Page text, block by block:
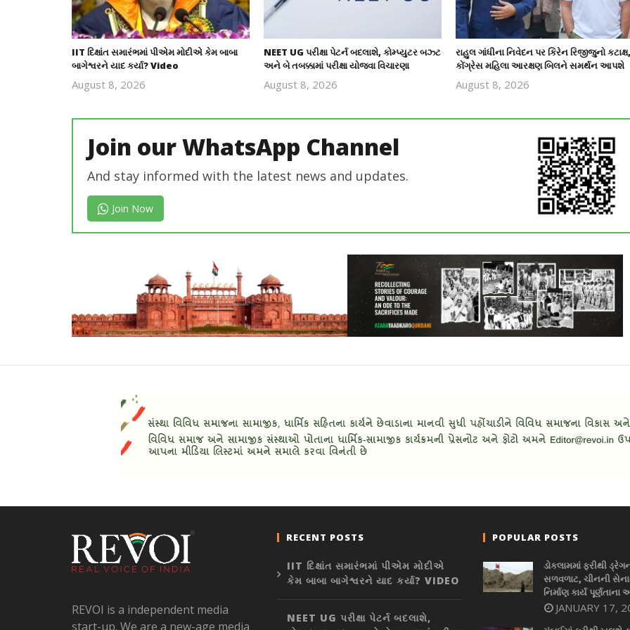
IIT દિક્ષાંત સમારંભમાં પીએમ મોદીએ કેમ બાબા
બાગેશ્વરને યાદ કર્યા? Video
August 8, 2026
NEET UG પરીક્ષા પેટર્ન બદલાશે, કોમ્પ્યુટર બઝ્ટ
અને બે તબક્કામાં પરીક્ષા યોજવા વિચારણા
August 8, 2026
રાહુલ ગાંધીના નિવેદન પર કિરેન રિજીજુનો કટાક્ષ,
કોંગ્રેસ મહિલા આરક્ષણ બિલને સમર્થન આપશે
August 8, 2026
Join our WhatsApp Channel
And stay informed with the latest news and updates.
Join Now
REVOI is a independent media
start-up. We are a new-age media
RECENT POSTS
IIT દિક્ષાંત સમારંભમાં પીએમ મોદીએ
કેમ બાબા બાગેશ્વરને યાદ કર્યા? VIDEO
NEET UG પરીક્ષા પેટર્ન બદલાશે,
POPULAR POSTS
ડોકલામમાં ફરીથી
સળવળાટ, ચીનની
નિર્માણ કાર્ય પૂર્ણતાના
JANUARY 17,